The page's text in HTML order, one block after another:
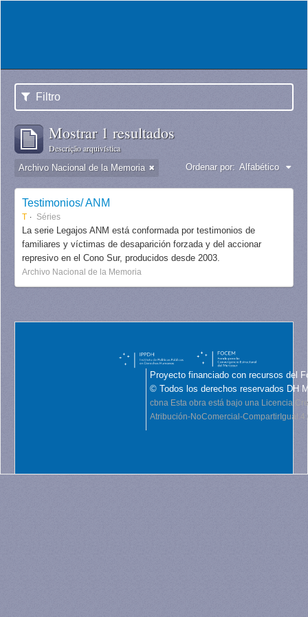
Filtro
Mostrar 1 resultados
Descrição arquivística
Archivo Nacional de la Memoria Ordenar por: Alfabético
Testimonios/ ANM
T Séries
La serie Legajos ANM está conformada por testimonios de
familiares y víctimas de desaparición forzada y del accionar
represivo en el Cono Sur, producidos desde 2003.
Archivo Nacional de la Memoria
Proyecto financiado con recursos del
© Todos los derechos reservados DH
cbna Esta obra está bajo una Licencia
Atribución-NoComercial-CompartirIgual